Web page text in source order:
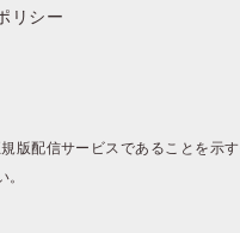
リシー
版配信サービスであることを示